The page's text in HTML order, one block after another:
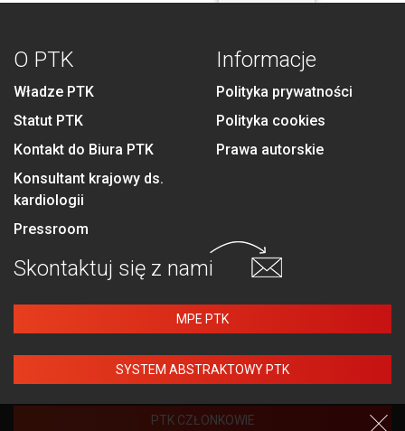
O PTK
Władze PTK
Statut PTK
Kontakt do Biura PTK
Konsultant krajowy ds.
kardiologii
Pressroom
Informacje
Polityka prywatności
Polityka cookies
Prawa autorskie
Skontaktuj się z nami
MPE PTK
SYSTEM ABSTRAKTOWY PTK
PTK CZŁONKOWIE